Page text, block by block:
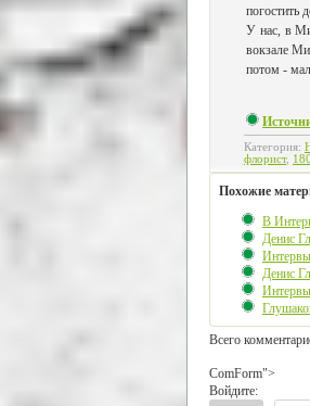
погостить
У нас, в
вокзале
потом -
Категория:
флорист,
Похожие
В
Денис
Денис
Всего
ComForm">
Войдите: